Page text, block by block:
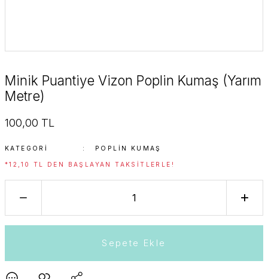
Minik Puantiye Vizon Poplin Kumaş (Yarım
Metre)
100,00 TL
KATEGORI POPLIN KUMAŞ
*12,10 TL DEN BAŞLAYAN TAKSITLERLE!
Sepete Ekle